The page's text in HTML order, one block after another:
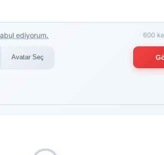
ediyorum. 600
Avatar Seç